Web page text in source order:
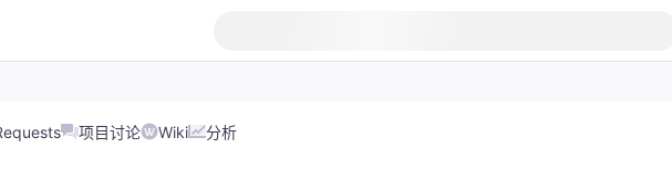
项目讨论 Wiki 分析